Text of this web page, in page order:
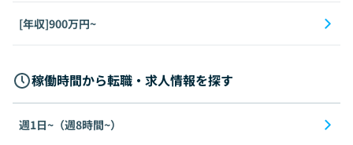
[年収]900万円~
稼働時間から転職・求人情報を探す
週1日~（週8時間~）